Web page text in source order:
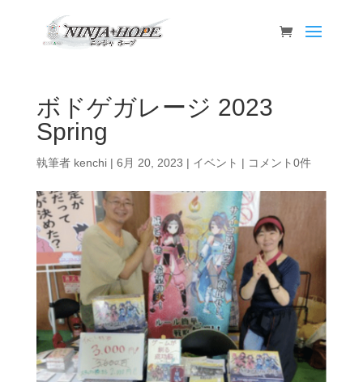
ボドゲガレージ 2023
Spring
執筆者 kenchi| 6月 20, 2023 | イベント | コメント0件